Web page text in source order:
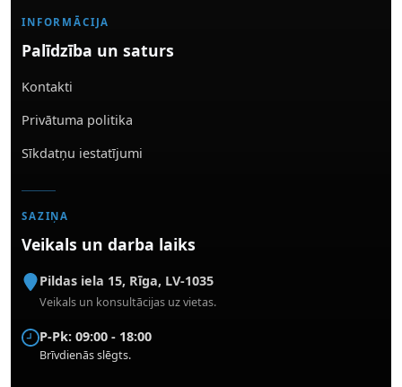
INFORMĀCIJA
Palīdzība un saturs
Kontakti
Privātuma politika
Sīkdatņu iestatījumi
SAZIŅA
Veikals un darba laiks
Pildas iela 15, Rīga, LV-1035
Veikals un konsultācijas uz vietas.
P-Pk: 09:00 - 18:00
Brīvdienās slēgts.